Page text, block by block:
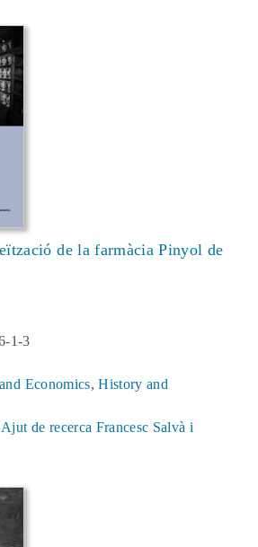
de la farmàcia Pinyol de
1-3
Economics,History and
de recerca Francesc Salvà i